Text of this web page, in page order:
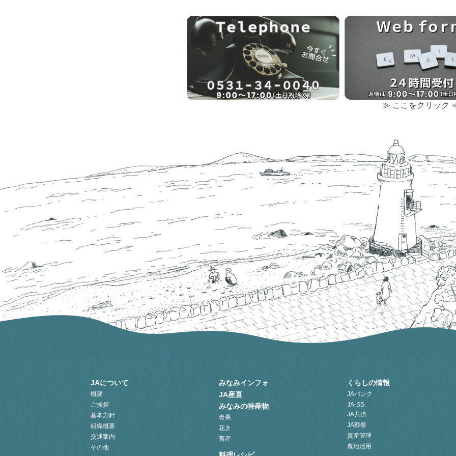
≫ ここをクリック
JAについて
概要
ご挨拶
基本方針
組織概要
交通案内
その他
みなみインフォ
JA産直
みなみの特産物
青果
花き
畜産
くらしの情報
JAバンク
JA-SS
JA共済
JA葬祭
資産管理
農地活用